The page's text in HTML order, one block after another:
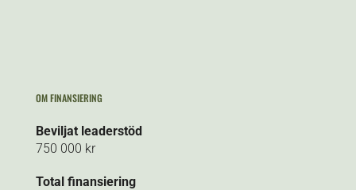
OM FINANSIERING
Beviljat leaderstöd
750 000 kr
Total finansiering